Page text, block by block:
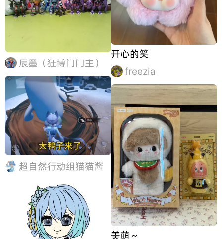
辰墨（狂博门门主）
超自然行动组猫猫酱
开心的笑
freezia
美萌～